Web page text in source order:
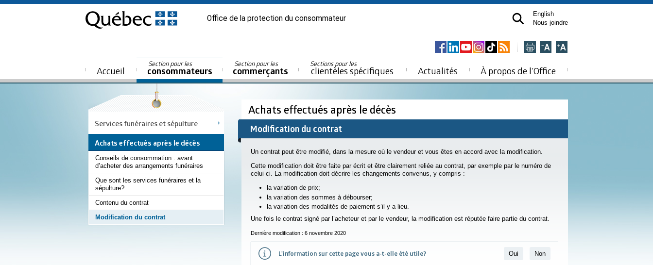
Office de la protection du consommateur
English
Nous joindre
Accueil
Section pour les
consommateurs
Section pour les
commerçants
Sections pour les
clientèles spécifiques Actualités À propos de l’Office
Services funéraires et sépulture
Achats effectués après le décès
Conseils de consommation : avant
d’acheter des arrangements funéraires
Que sont les services funéraires et la
sépulture?
Contenu du contrat
Modification du contrat
Achats effectués après le décès
Modification du contrat
Un contrat peut être modifié, dans la mesure où le vendeur et vous êtes en accord avec la modification.
Cette modification doit être faite par écrit et être clairement reliée au contrat, par exemple par le numéro de
celui-ci. La modification doit décrire les changements convenus, y compris :
la variation de prix;
la variation des sommes à débourser;
la variation des modalités de paiement s’il y a lieu.
Une fois le contrat signé par l’acheteur et par le vendeur, la modification est réputée faire partie du contrat.
Dernière modification : 6 novembre 2020
L'information sur cette page vous a-t-elle été utile? Oui Non